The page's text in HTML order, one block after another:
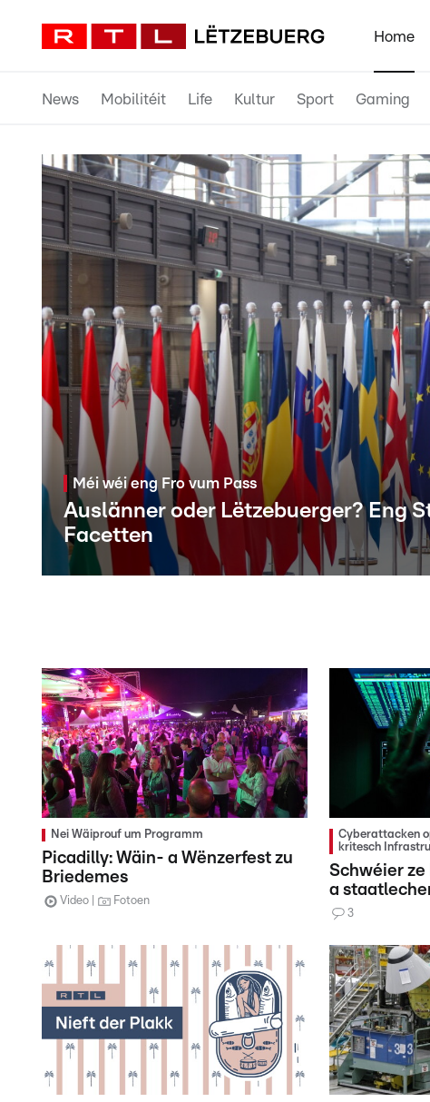
Home
News Mobilitéit Life Kultur Sport Gaming
Méi wéi eng Fro vum Pass
Auslänner oder Lëtzebuerger? Eng
Facetten
Nei Wäiprouf um Programm
Picadilly: Wäin- a Wënzerfest zu
Briedemes
Video Fotoen
Cyberattacken
kritesch
Schwéier ze
a
3